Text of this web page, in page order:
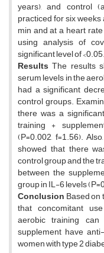
years), and control
practiced for six
min and at a heart
using analysis of
significant level of <0.05.
Results The results
serum levels in the
had a significant
control groups.
there was a
training +
(P=0.002, f=1.56).
showed that there
control group and the
between the
group in IL-6 levels
ConclusionBased on
that concomitant
aerobic training
supplement have
women with type 2